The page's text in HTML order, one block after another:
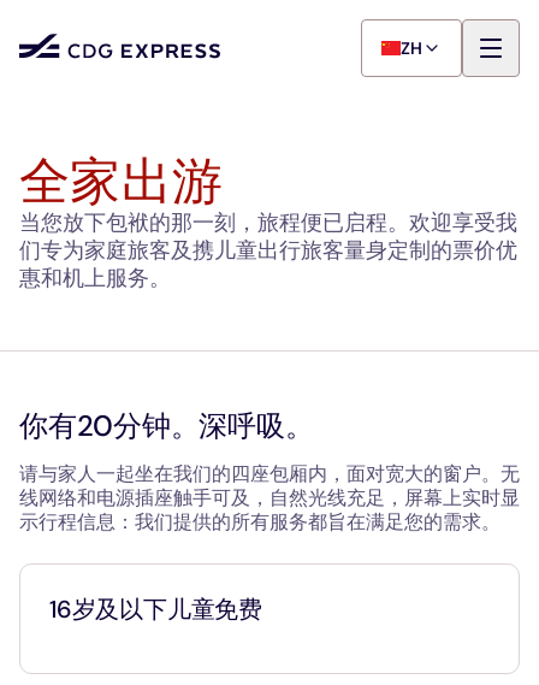
ZH
全家出游
当您放下包袱的那一刻，旅程便已启程。欢迎享受我
们专为家庭旅客及携儿童出行旅客量身定制的票价优
惠和机上服务。
你有20分钟。深呼吸。
请与家人一起坐在我们的四座包厢内，面对宽大的窗户。无
线网络和电源插座触手可及，自然光线充足，屏幕上实时显
示行程信息：我们提供的所有服务都旨在满足您的需求。
16岁及以下儿童免费